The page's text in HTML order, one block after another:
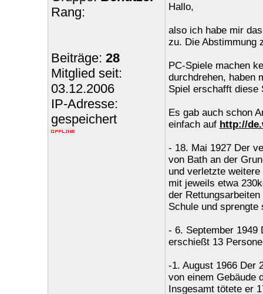
Rang:
Beiträge: 28
Mitglied seit:
03.12.2006
IP-Adresse:
gespeichert
Hallo,
also ich habe mir
zu. Die Abstimmung
PC-Spiele machen
durchdrehen, haben
Spiel erschafft diese
Es gab auch schon
einfach auf http://
- 18. Mai 1927 Der
von Bath an der
und verletzte
mit jeweils etwa
der
Schule und
- 6. September 1949
erschießt 13
-1. August 1966 Der
von einem Gebäude
Insgesamt tötete er